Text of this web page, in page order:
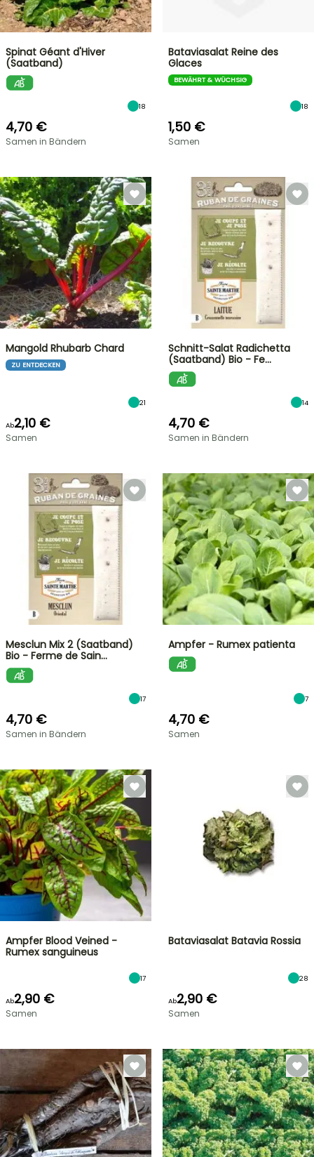
Spinat Géant d'Hiver
(Saatband)
18
4,70 €
Samen in Bändern
Bataviasalat Reine des
Glaces
BEWÄHRT & WÜCHSIG
18
1,50 €
Samen
Mangold Rhubarb Chard
ZU ENTDECKEN
21
Ab2,10 €
Samen
Schnitt-Salat Radichetta
(Saatband) Bio - Fe…
14
4,70 €
Samen in Bändern
Mesclun Mix 2 (Saatband)
Bio - Ferme de Sain…
17
4,70 €
Samen in Bändern
Ampfer - Rumex patienta
7
4,70 €
Samen
Ampfer Blood Veined -
Rumex sanguineus
17
Ab2,90 €
Samen
Bataviasalat Batavia Rossia
28
Ab2,90 €
Samen